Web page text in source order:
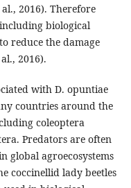
2016). Therefore
biological
reduce the damage
2016).
with D. opuntiae
countries around the
coleoptera
Predators are often
global agroecosystems
coccinellid lady beetles